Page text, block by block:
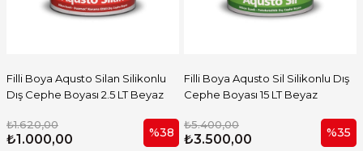
Filli Boya Aqusto Silan Silikonlu
Dış Cephe Boyası 2.5 LT Beyaz
₺1.620,00
₺1.000,00 %38
Filli Boya Aqusto Sil Silikonlu Dış
Cephe Boyası 15 LT Beyaz
₺5.400,00
₺3.500,00 %35